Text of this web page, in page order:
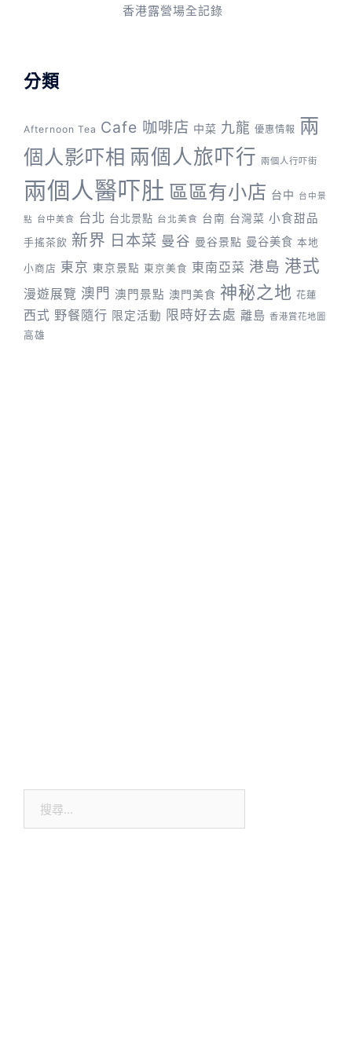
香港露營場全記錄
分類
Afternoon Tea Cafe 咖啡店 中菜 九龍 優惠情報 兩
個人影吓相 兩個人旅吓行 兩個人行吓街
兩個人醫吓肚 區區有小店 台中 台中景
點 台中美食 台北 台北景點 台北美食 台南 台灣菜 小食甜品
手搖茶飲 新界 日本菜 曼谷 曼谷景點 曼谷美食 本地
小商店 東京 東京景點 東京美食 東南亞菜 港島 港式
漫遊展覽 澳門 澳門景點 澳門美食 神秘之地 花蓮
西式 野餐隨行 限定活動 限時好去處 離島 香港賞花地圖
高雄